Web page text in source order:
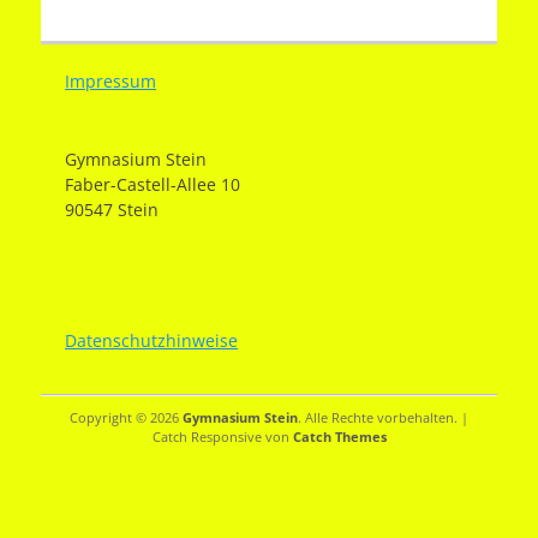
Impressum
Gymnasium Stein
Faber-Castell-Allee 10
90547 Stein
Datenschutzhinweise
Copyright © 2026 Gymnasium Stein. Alle Rechte vorbehalten. |
Catch Responsive von Catch Themes